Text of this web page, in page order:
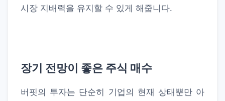
시장 지배력을 유지할 수 있게 해줍니다.
장기 전망이 좋은 주식 매수
버핏의 투자는 단순히 기업의 현재 상태뿐만 아